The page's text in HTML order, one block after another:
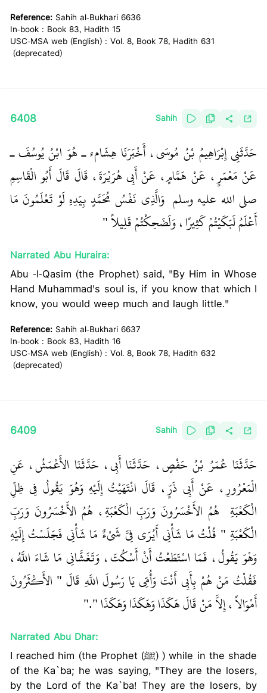
Reference: Sahih al-Bukhari 6636
In-book : Book 83, Hadith 15
USC-MSA web (English) : Vol. 8, Book 78, Hadith 631
(deprecated)
6408 Sahih
حَدَّثَنِي إِبْرَاهِيمُ بْنُ مُوسَى، أَخْبَرَنَا هِشَام ٌ ـ هُوَ ابْنُ يُوسُفَ ـ
عَنْ مَعْمَرٍ، عَنْ هَمَّامٍ، عَنْ أَبِي هُرَيْرَةَ، قَالَ قَالَ أَبُو الْقَاسِمِ
صلى الله عليه وسلم ‏ ‏ وَالَّذِي نَفْسُ مُحَمَّدٍ بِيَدِهِ لَوْ تَعْلَمُونَ مَا
أَعْلَمُ لَبَكَيْتُمْ كَثِيرًا، وَلَضَحِكْتُمْ قَلِيلاً ‏"
Narrated Abu Huraira:
Abu -l-Qasim (the Prophet) said, "By Him in Whose
Hand Muhammad's soul is, if you know that which I
know, you would weep much and laugh little."
Reference: Sahih al-Bukhari 6637
In-book : Book 83, Hadith 16
USC-MSA web (English) : Vol. 8, Book 78, Hadith 632
(deprecated)
6409 Sahih
حَدَّثَنَا عُمَرُ بْنُ حَفْصٍ، حَدَّثَنَا أَبِي، حَدَّثَنَا الأَعْمَشُ، عَنِ
الْمَعْرُورِ، عَنْ أَبِي ذَرٍّ، قَالَ انْتَهَيْتُ إِلَيْهِ وَهُوَ يَقُولُ فِي ظِلِّ
الْكَعْبَةِ ‏‏ هُمُ الأَخْسَرُونَ وَرَبِّ الْكَعْبَةِ، هُمُ الأَخْسَرُونَ وَرَبِّ
الْكَعْبَةِ ‏"‏ قُلْتُ مَا شَأْنِي أَيُرَى فِيَّ شَىْءٌ مَا شَأْنِي فَجَلَسْتُ إِلَيْهِ
وَهْوَ يَقُولُ، فَمَا اسْتَطَعْتُ أَنْ أَسْكُتَ، وَتَغَشَّانِي مَا شَاءَ اللَّهُ،
فَقُلْتُ مَنْ هُمْ بِأَبِي أَنْتَ وَأُمِّي يَا رَسُولَ اللَّهِ قَالَ ‏"‏ الأَكْثَرُونَ
أَمْوَالاً، إِلاَّ مَنْ قَالَ هَكَذَا وَهَكَذَا وَهَكَذَا ‏"‏‏.‏"
Narrated Abu Dhar:
I reached him (the Prophet (ﷺ) ) while in the shade
of the Ka`ba; he was saying, "They are the losers,
by the Lord of the Ka`ba! They are the losers, by